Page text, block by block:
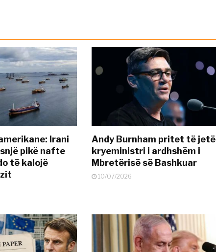
Irani
pikë nafte
të kalojë
Andy Burnham pritet të jetë
kryeministri i ardhshëm i
Mbretërisë së Bashkuar
10/07/2026